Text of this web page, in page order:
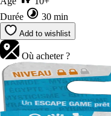
Durée
30 min
Add to wishlist
Où acheter ?